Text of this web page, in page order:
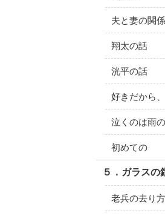
夫と妻の関
翔太の話
洸平の話
好きだから
泣くのは雨
初めての
５．ガラスの
老兵の去り